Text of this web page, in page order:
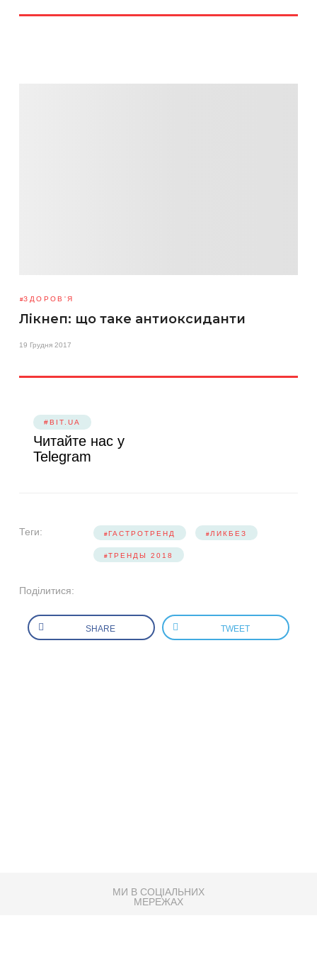
ЗДОРОВ'Я
Лікнеп: що таке антиоксиданти
19 Грудня 2017
#BIT.UA
Читайте нас у
Telegram
Теги: ГАСТРОТРЕНД ЛИКБЕЗ
ТРЕНДЫ 2018
Поділитися:
SHARE TWEET
МИ В СОЦІАЛЬНИХ
МЕРЕЖАХ